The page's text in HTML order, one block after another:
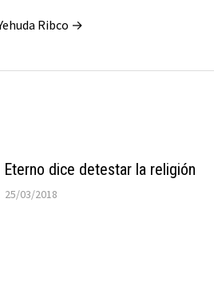
Ribco →
Eterno dice detestar la religión
25/03/2018